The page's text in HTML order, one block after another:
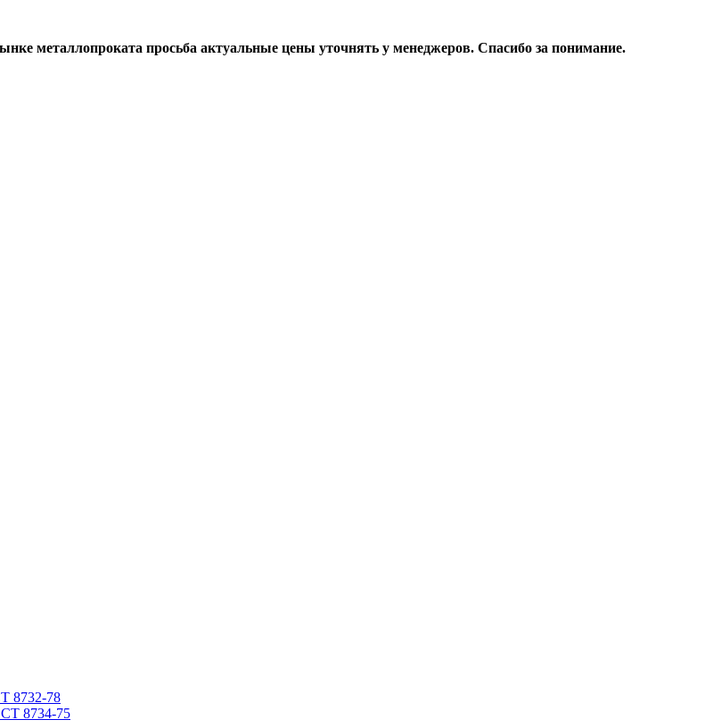
металлопроката просьба актуальные цены уточнять у менеджеров. Спасибо за понимание.
8732-78
8734-75